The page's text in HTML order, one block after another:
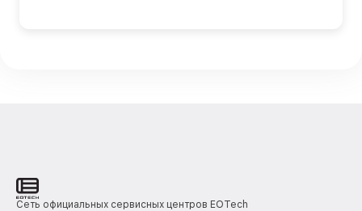
Сеть официальных сервисных центров EOTech